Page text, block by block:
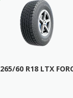
265/60 R18 LTX